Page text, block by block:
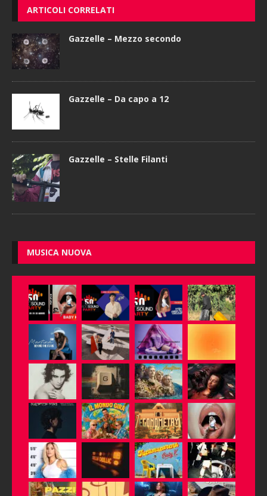
ARTICOLI CORRELATI
Gazzelle – Mezzo secondo
Gazzelle – Da capo a 12
Gazzelle – Stelle Filanti
MUSICA NUOVA